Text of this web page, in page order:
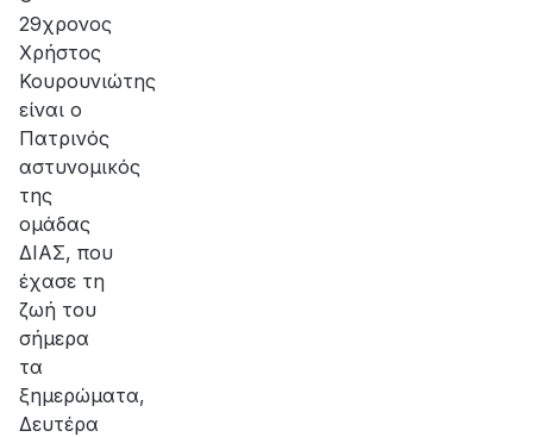
29χρονος
Χρήστος
Κουρουνιώτης
είναι ο
Πατρινός
αστυνομικός
της
ομάδας
ΔΙΑΣ, που
έχασε τη
ζωή του
σήμερα
τα
ξημερώματα,
Δευτέρα